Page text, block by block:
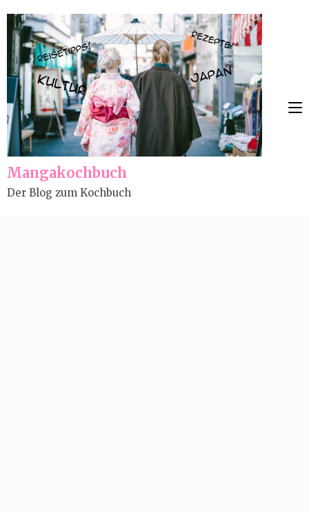
content
(Press
Enter)
Mangakochbuch
Der Blog zum Kochbuch